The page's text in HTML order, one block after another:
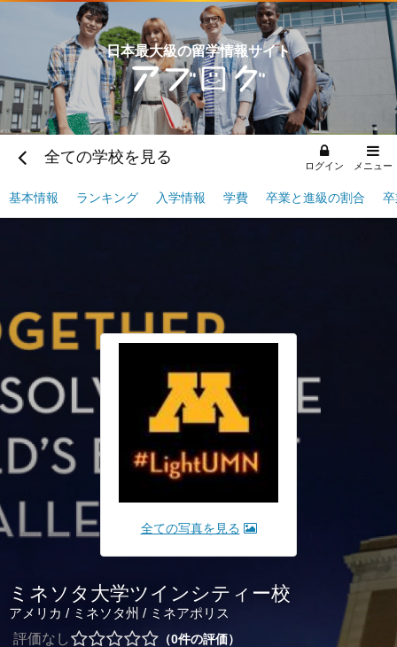
日本最大級の留学情報サイト
全ての学校を見る ログイン メニュー
基本情報 ランキング 入学情報 学費 卒業と進級の割合
全ての写真を見る
ミネソタ大学ツインシティー校
アメリカ / ミネソタ州 / ミネアポリス
評価なし
0件の評価